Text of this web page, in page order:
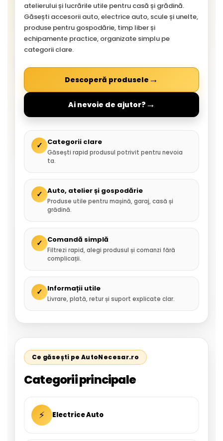
atelierului și lucrările utile pentru casă și grădină.
Găsești accesorii auto, electrice auto, scule și unelte,
produse pentru gospodărie, timp liber și
echipamente practice, organizate simplu pe
categorii clare.
Descoperă produsele →
Ai nevoie de ajutor? →
✓ Categorii clare
Găsești rapid produsul potrivit pentru nevoia
ta.
✓ Auto, atelier și gospodărie
Produse utile pentru mașină, garaj, casă și
grădină.
✓ Comandă simplă
Filtrezi rapid, alegi produsul și comanzi fără
complicații.
✓ Informații utile
Livrare, plată, retur și suport explicate clar.
Ce găsești pe AutoNecesar.ro
Categorii principale
⚡ Electrice Auto